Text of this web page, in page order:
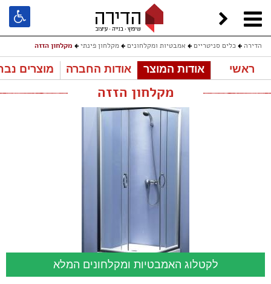
הדירה כלים סניטריים אמבטיות ומקלחונים מקלחון פינתי מקלחון הזזה
ראשי אודות המוצר אודות החברה מוצרים
מקלחון הזזה
לקטלוג האמבטיות ומקלחונים המלא